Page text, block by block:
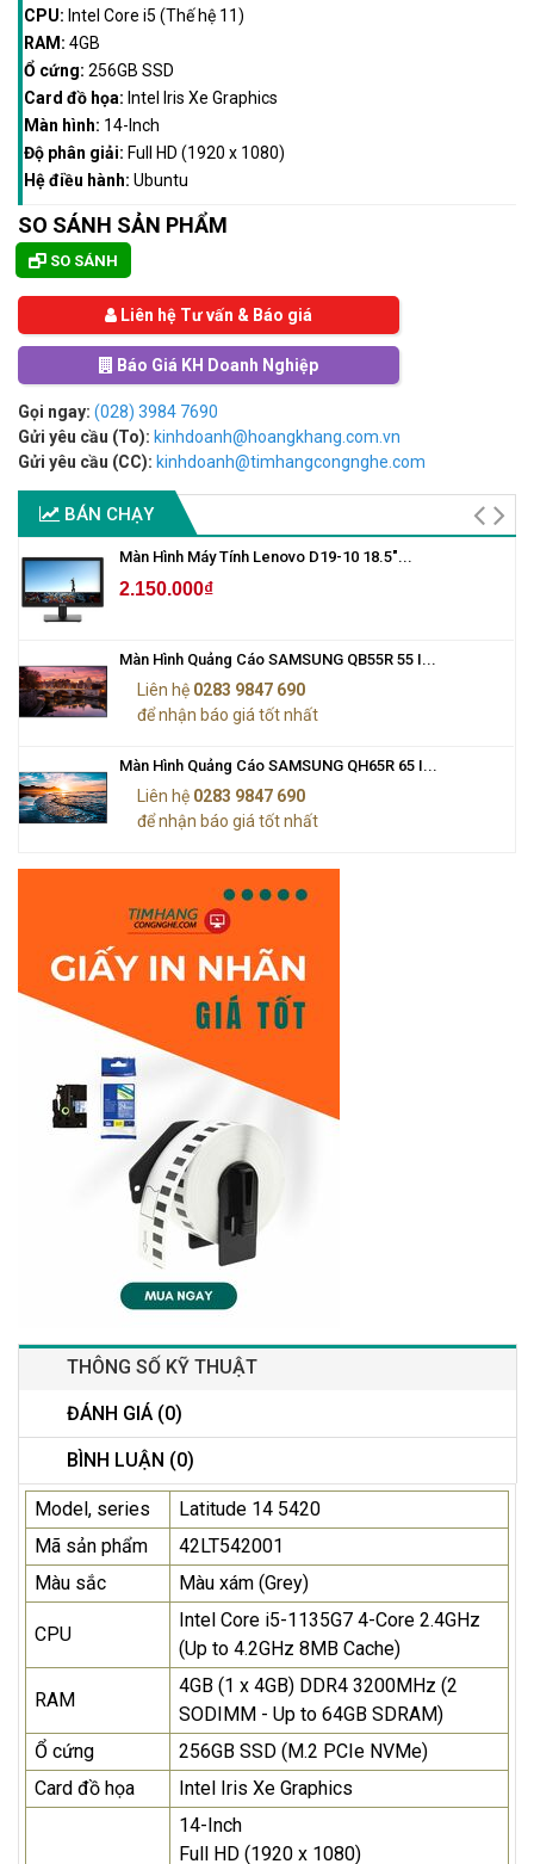
CPU: Intel Core i5 (Thế hệ 11)
RAM: 4GB
Ổ cứng: 256GB SSD
Card đồ họa: Intel Iris Xe Graphics
Màn hình: 14-Inch
Độ phân giải: Full HD (1920 x 1080)
Hệ điều hành: Ubuntu
SO SÁNH SẢN PHẨM
SO SÁNH
Liên hệ Tư vấn & Báo giá
Báo Giá KH Doanh Nghiệp
Gọi ngay: (028) 3984 7690
Gửi yêu cầu (To): kinhdoanh@hoangkhang.com.vn
Gửi yêu cầu (CC): kinhdoanh@timhangcongnghe.com
BÁN CHẠY
Màn Hình Máy Tính Lenovo D19-10 18.5"...
2.150.000₫
Màn Hình Quảng Cáo SAMSUNG QB55R 55 I...
Liên hệ 0283 9847 690
để nhận báo giá tốt nhất
Màn Hình Quảng Cáo SAMSUNG QH65R 65 I...
Liên hệ 0283 9847 690
để nhận báo giá tốt nhất
THÔNG SỐ KỸ THUẬT
ĐÁNH GIÁ (0)
BÌNH LUẬN (0)
Model, series
Latitude 14 5420
Mã sản phẩm
42LT542001
Màu sắc
Màu xám (Grey)
CPU
Intel Core i5-1135G7 4-Core 2.4GHz
(Up to 4.2GHz 8MB Cache)
RAM
4GB (1 x 4GB) DDR4 3200MHz (2
SODIMM - Up to 64GB SDRAM)
Ổ cứng
256GB SSD (M.2 PCIe NVMe)
Card đồ họa
Intel Iris Xe Graphics
14-Inch
Full HD (1920 x 1080)